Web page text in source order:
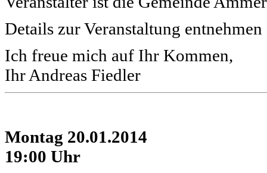
Details zur Veranstaltung
Ich freue mich auf Ihr Kommen,
Ihr Andreas Fiedler
Montag 20.01.2014
19:00 Uhr